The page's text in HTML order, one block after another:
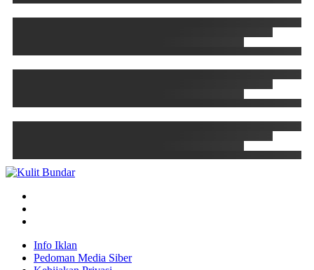
Info Iklan
Pedoman Media Siber